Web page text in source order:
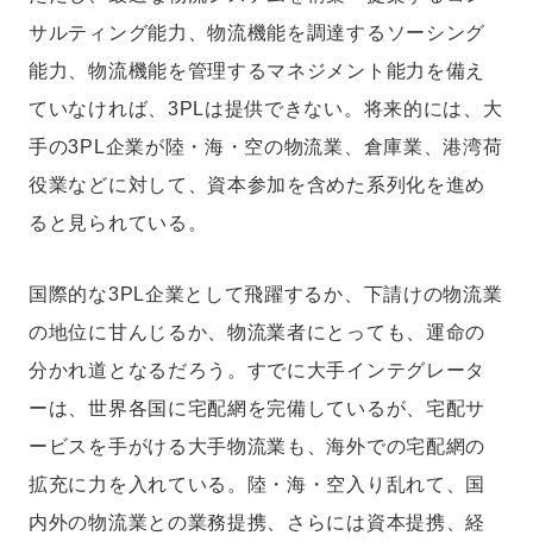
サルティング能力、物流機能を調達するソーシング
能力、物流機能を管理するマネジメント能力を備え
ていなければ、3PLは提供できない。将来的には、大
手の3PL企業が陸・海・空の物流業、倉庫業、港湾荷
役業などに対して、資本参加を含めた系列化を進め
ると見られている。
国際的な3PL企業として飛躍するか、下請けの物流業
の地位に甘んじるか、物流業者にとっても、運命の
分かれ道となるだろう。すでに大手インテグレータ
ーは、世界各国に宅配網を完備しているが、宅配サ
ービスを手がける大手物流業も、海外での宅配網の
拡充に力を入れている。陸・海・空入り乱れて、国
内外の物流業との業務提携、さらには資本提携、経